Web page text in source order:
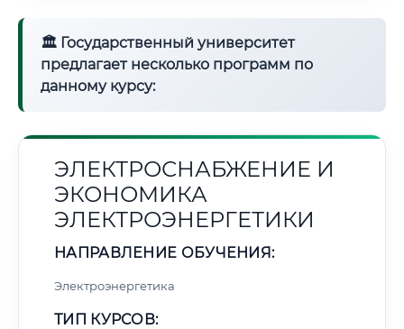
🏛 Государственный университет
предлагает несколько программ по
данному курсу:
ЭЛЕКТРОСНАБЖЕНИЕ И
ЭКОНОМИКА
ЭЛЕКТРОЭНЕРГЕТИКИ
НАПРАВЛЕНИЕ ОБУЧЕНИЯ:
Электроэнергетика
ТИП КУРСОВ: